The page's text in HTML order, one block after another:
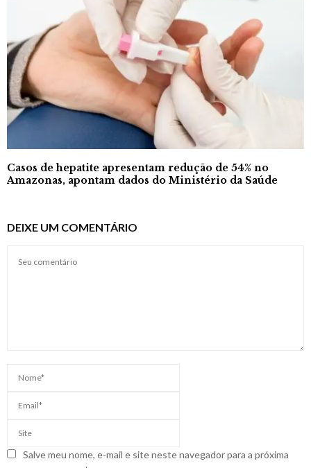
Casos de hepatite apresentam redução de 54% no
Amazonas, apontam dados do Ministério da Saúde
DEIXE UM COMENTÁRIO
Salve meu nome, e-mail e site neste navegador para a próxima